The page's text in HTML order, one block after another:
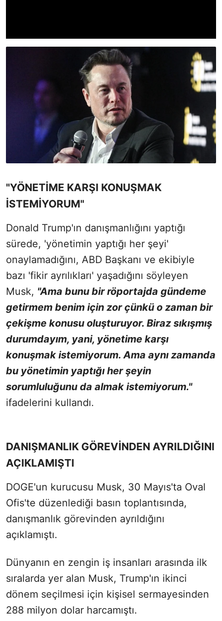
"YÖNETİME KARŞI KONUŞMAK
İSTEMİYORUM"
Donald Trump'ın danışmanlığını yaptığı
sürede, 'yönetimin yaptığı her şeyi'
onaylamadığını, ABD Başkanı ve ekibiyle
bazı 'fikir ayrılıkları' yaşadığını söyleyen
Musk, "Ama bunu bir röportajda gündeme
getirmem benim için zor çünkü o zaman bir
çekişme konusu oluşturuyor. Biraz sıkışmış
durumdayım, yani, yönetime karşı
konuşmak istemiyorum. Ama aynı zamanda
bu yönetimin yaptığı her şeyin
sorumluluğunu da almak istemiyorum."
ifadelerini kullandı.
DANIŞMANLIK GÖREVİNDEN AYRILDIĞINI
AÇIKLAMIŞTI
DOGE'un kurucusu Musk, 30 Mayıs'ta Oval
Ofis'te düzenlediği basın toplantısında,
danışmanlık görevinden ayrıldığını
açıklamıştı.
Dünyanın en zengin iş insanları arasında ilk
sıralarda yer alan Musk, Trump'ın ikinci
dönem seçilmesi için kişisel sermayesinden
288 milyon dolar harcamıştı.